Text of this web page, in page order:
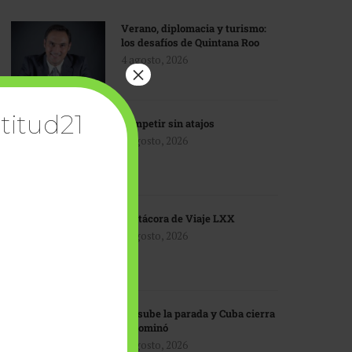
Verano, diplomacia y turismo:
los desafíos de Quintana Roo
4 agosto, 2026
Competir sin atajos
4 agosto, 2026
Bitácora de Viaje LXX
3 agosto, 2026
EU sube la parada y Cuba cierra
el dominó
3 agosto, 2026
×